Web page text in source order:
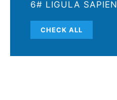
6# LIGULA SAPIEN
CHECK ALL